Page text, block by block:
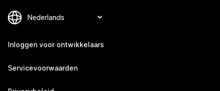
Inloggen voor ontwikkelaars
Servicevoorwaarden